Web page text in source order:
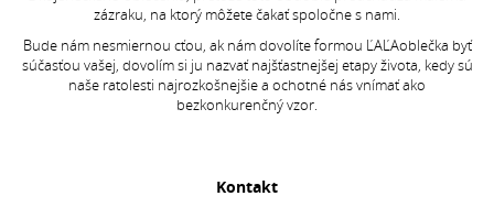
zázraku, na ktorý môžete čakať spoločne s nami.
Bude nám nesmiernou cťou, ak nám dovolíte formou ĽAĽAoblečka byť
súčasťou vašej, dovolím si ju nazvať najšťastnejšej etapy života, kedy sú
naše ratolesti najrozkošnejšie a ochotné nás vnímať ako
bezkonkurenčný vzor.
Kontakt